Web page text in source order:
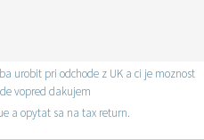
urobit pri odchode z UK a ci je moznost
vopred dakujem
a opytat sa na tax return.